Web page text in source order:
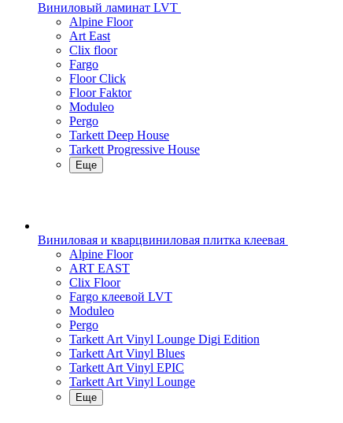
Виниловый ламинат LVT
Alpine Floor
Art East
Clix floor
Fargo
Floor Click
Floor Faktor
Moduleo
Pergo
Tarkett Deep House
Tarkett Progressive House
Еще
Виниловая и кварцвиниловая плитка клеевая
Alpine Floor
ART EAST
Clix Floor
Fargo клеевой LVT
Moduleo
Pergo
Tarkett Art Vinyl Lounge Digi Edition
Tarkett Art Vinyl Blues
Tarkett Art Vinyl EPIC
Tarkett Art Vinyl Lounge
Еще